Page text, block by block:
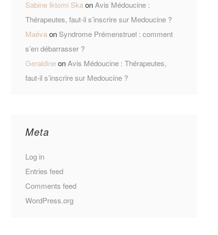
Sabine Iktomi SkaonAvis Médoucine :
Thérapeutes, faut-il s’inscrire sur Medoucine ?
Maëvaon Syndrome Prémenstruel : comment
s’en débarrasser ?
GeraldineonAvis Médoucine : Thérapeutes,
faut-il s’inscrire sur Medoucine ?
Meta
Log in
Entries feed
Comments feed
WordPress.org